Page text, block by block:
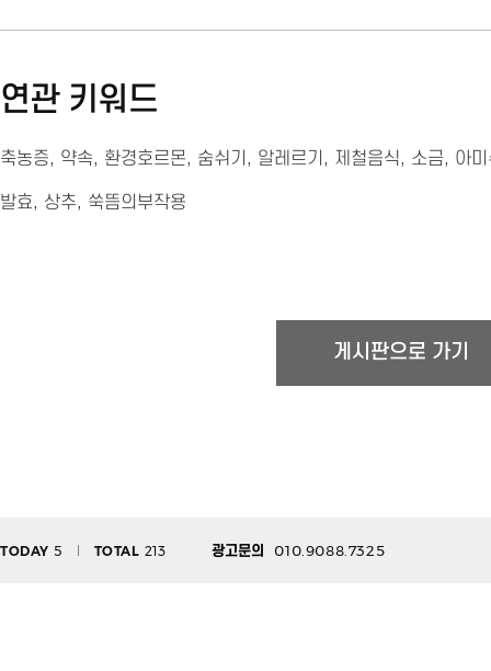
연관 키워드
축농증, 약속, 환경호르몬, 숨쉬기 , 알레르기 , 제철음식, 소금, 아
발효, 상추, 쑥뜸의부작용
TODAY 5 TOTAL 213 광고문의 010.9088.7325